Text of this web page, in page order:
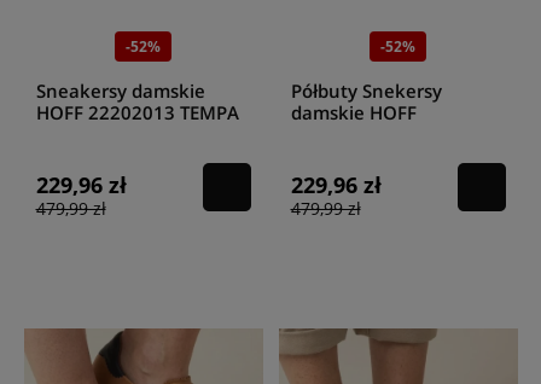
-52%
Sneakersy damskie
HOFF 22202013 TEMPA
229,96 zł
479,99 zł
-52%
Półbuty Snekersy
damskie HOFF
229,96 zł
479,99 zł